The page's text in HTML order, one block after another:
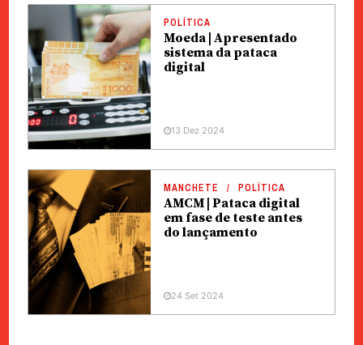
POLÍTICA
Moeda | Apresentado
sistema da pataca
digital
13 Dez 2024
MANCHETE POLÍTICA
AMCM | Pataca digital
em fase de teste antes
do lançamento
24 Set 2024